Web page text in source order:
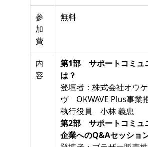
参
加
費
無料
内
容
第1部 サポートコミュ
は？
登壇者：株式会社オウ
ヴ OKWAVE Plus事業
執行役員 小林 義忠
第2部 サポートコミュ
企業へのQ&Aセッショ